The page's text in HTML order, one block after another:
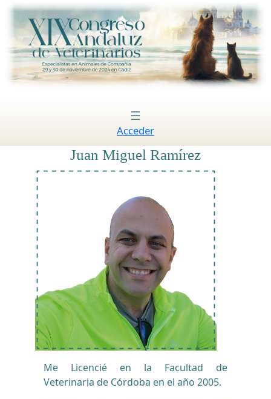
Saltar
contenido
Acceder
Juan Miguel Ramírez
Me Licencié en la Facultad de
Veterinaria de Córdoba en el año 2005.